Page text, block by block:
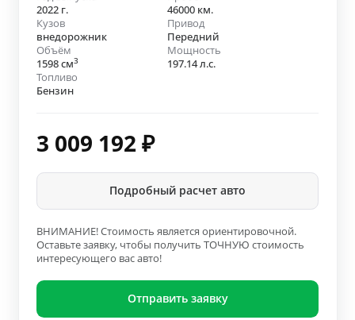
2022 г.
46000 км.
Кузов
внедорожник
Привод
Передний
Объём
1598 см3
Мощность
197.14 л.с.
Топливо
Бензин
3 009 192 ₽
Подробный расчет авто
ВНИМАНИЕ! Стоимость является ориентировочной.
Оставьте заявку, чтобы получить ТОЧНУЮ стоимость
интересующего вас авто!
Отправить заявку